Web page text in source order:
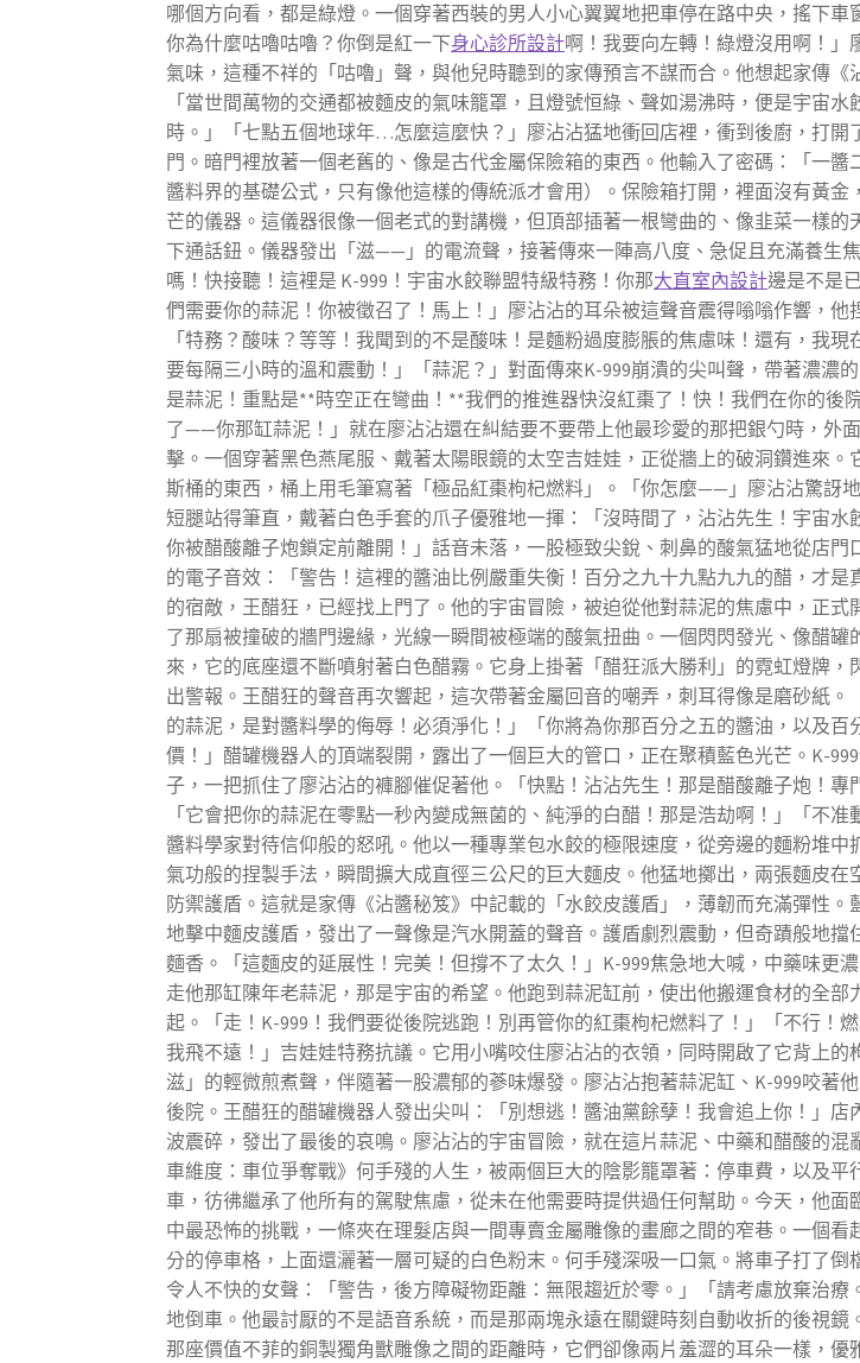
哪個方向看，都是綠燈。一個穿著西裝的男人小心翼翼地把車停在路中央，搖下車
你為什麼咕嚕咕嚕？你倒是紅一下身心診所設計啊！我要向左轉！綠燈沒用啊！」
氣味，這種不祥的「咕嚕」聲，與他兒時聽到的家傳預言不謀而合。他想起家傳《
「當世間萬物的交通都被麵皮的氣味籠罩，且燈號恒綠、聲如湯沸時，便是宇宙水
時。」「七點五個地球年…怎麼這麼快？」廖沾沾猛地衝回店裡，衝到後廚，打開
門。暗門裡放著一個老舊的、像是古代金屬保險箱的東西。他輸入了密碼：「一醬
醬料界的基礎公式，只有像他這樣的傳統派才會用）。保險箱打開，裡面沒有黃金
芒的儀器。這儀器很像一個老式的對講機，但頂部插著一根彎曲的、像韭菜一樣的
下通話鈕。儀器發出「滋——」的電流聲，接著傳來一陣高八度、急促且充滿養生
嗎！快接聽！這裡是 K-999！宇宙水餃聯盟特級特務！你那大直室內設計邊是不是
們需要你的蒜泥！你被徵召了！馬上！」廖沾沾的耳朵被這聲音震得嗡嗡作響，他
「特務？酸味？等等！我聞到的不是酸味！是麵粉過度膨脹的焦慮味！還有，我
要每隔三小時的溫和震動！」「蒜泥？」對面傳來K-999崩潰的尖叫聲，帶著濃濃
是蒜泥！重點是**時空正在彎曲！**我們的推進器快沒紅棗了！快！我們在你的後
了——你那缸蒜泥！」就在廖沾沾還在糾結要不要帶上他最珍愛的那把銀勺時，外
擊。一個穿著黑色燕尾服、戴著太陽眼鏡的太空吉娃娃，正從牆上的破洞鑽進來。
斯桶的東西，桶上用毛筆寫著「極品紅棗枸杞燃料」。「你怎麼——」廖沾沾驚訝
短腿站得筆直，戴著白色手套的爪子優雅地一揮：「沒時間了，沾沾先生！宇宙水
你被醋酸離子炮鎖定前離開！」話音未落，一股極致尖銳、刺鼻的酸氣猛地從店門
的電子音效：「警告！這裡的醬油比例嚴重失衡！百分之九十九點九九的醋，才是
的宿敵，王醋狂，已經找上門了。他的宇宙冒險，被迫從他對蒜泥的焦慮中，正式
了那扇被撞破的牆門邊緣，光線一瞬間被極端的酸氣扭曲。一個閃閃發光、像醋罐
來，它的底座還不斷噴射著白色醋霧。它身上掛著「醋狂派大勝利」的霓虹燈牌，
出警報。王醋狂的聲音再次響起，這次帶著金屬回音的嘲弄，刺耳得像是磨砂紙。
的蒜泥，是對醬料學的侮辱！必須淨化！」「你將為你那百分之五的醬油，以及百
價！」醋罐機器人的頂端裂開，露出了一個巨大的管口，正在聚積藍色光芒。K-
子，一把抓住了廖沾沾的褲腳催促著他。「快點！沾沾先生！那是醋酸離子炮！專
「它會把你的蒜泥在零點一秒內變成無菌的、純淨的白醋！那是浩劫啊！」「不
醬料學家對待信仰般的怒吼。他以一種專業包水餃的極限速度，從旁邊的麵粉堆中
氣功般的捏製手法，瞬間擴大成直徑三公尺的巨大麵皮。他猛地擲出，兩張麵皮在
防禦護盾。這就是家傳《沾醬秘笈》中記載的「水餃皮護盾」，薄韌而充滿彈性。
地擊中麵皮護盾，發出了一聲像是汽水開蓋的聲音。護盾劇烈震動，但奇蹟般地擋
麵香。「這麵皮的延展性！完美！但撐不了太久！」K-999焦急地大喊，中藥味更
走他那缸陳年老蒜泥，那是宇宙的希望。他跑到蒜泥缸前，使出他搬運食材的全部
起。「走！K-999！我們要從後院逃跑！別再管你的紅棗枸杞燃料了！」「不行！
我飛不遠！」吉娃娃特務抗議。它用小嘴咬住廖沾沾的衣領，同時開啟了它背上的
滋」的輕微煎煮聲，伴隨著一股濃郁的蔘味爆發。廖沾沾抱著蒜泥缸、K-999咬著
後院。王醋狂的醋罐機器人發出尖叫：「別想逃！醬油黨餘孽！我會追上你！」店
波震碎，發出了最後的哀鳴。廖沾沾的宇宙冒險，就在這片蒜泥、中藥和醋酸的混
車維度：車位爭奪戰》何手殘的人生，被兩個巨大的陰影籠罩著：停車費，以及平
車，彷彿繼承了他所有的駕駛焦慮，從未在他需要時提供過任何幫助。今天，他面
中最恐怖的挑戰，一條夾在理髮店與一間專賣金屬雕像的畫廊之間的窄巷。一個看
分的停車格，上面還灑著一層可疑的白色粉末。何手殘深吸一口氣。將車子打了倒
令人不快的女聲：「警告，後方障礙物距離：無限趨近於零。」「請考慮放棄治療
地倒車。他最討厭的不是語音系統，而是那兩塊永遠在關鍵時刻自動收折的後視鏡
那座價值不菲的銅製獨角獸雕像之間的距離時，它們卻像兩片羞澀的耳朵一樣，優